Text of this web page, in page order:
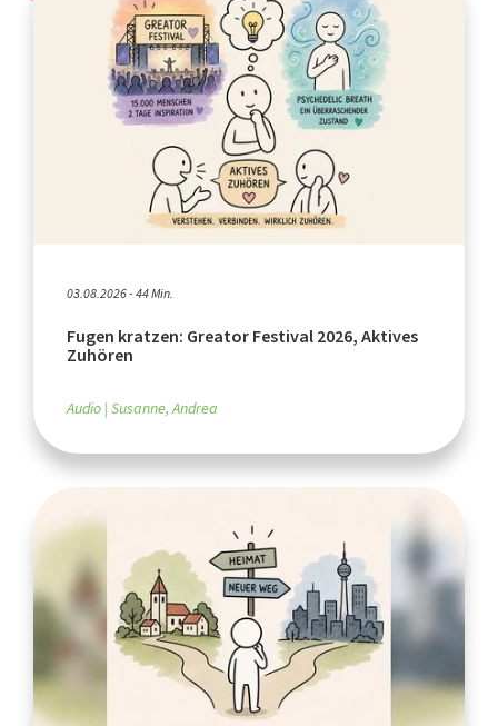
03.08.2026 - 44 Min.
Fugen kratzen: Greator Festival 2026, Aktives
Zuhören
Audio Susanne, Andrea